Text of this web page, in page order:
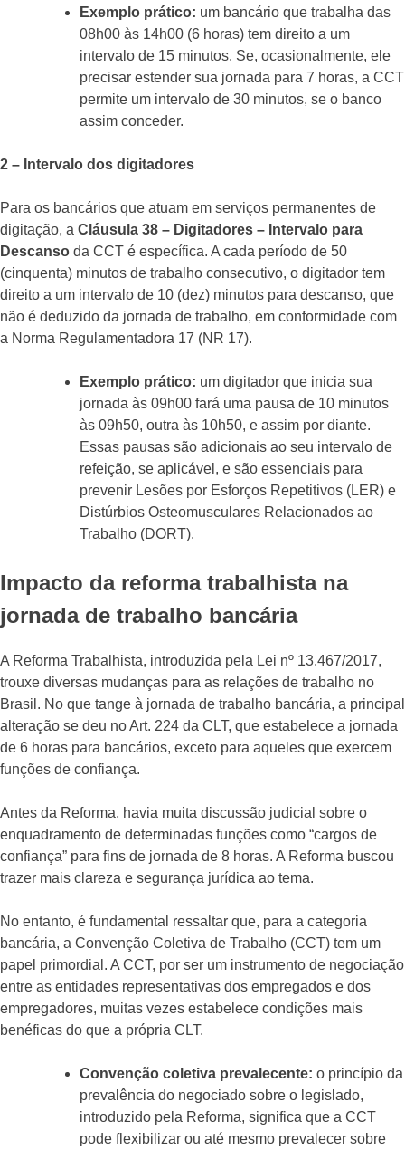
Exemplo prático: um bancário que trabalha das
08h00 às 14h00 (6 horas) tem direito a um
intervalo de 15 minutos. Se, ocasionalmente, ele
precisar estender sua jornada para 7 horas, a CCT
permite um intervalo de 30 minutos, se o banco
assim conceder.
2 – Intervalo dos digitadores
Para os bancários que atuam em serviços permanentes de
digitação, a Cláusula 38 – Digitadores – Intervalo para
Descanso da CCT é específica. A cada período de 50
(cinquenta) minutos de trabalho consecutivo, o digitador tem
direito a um intervalo de 10 (dez) minutos para descanso, que
não é deduzido da jornada de trabalho, em conformidade com
a Norma Regulamentadora 17 (NR 17).
Exemplo prático: um digitador que inicia sua
jornada às 09h00 fará uma pausa de 10 minutos
às 09h50, outra às 10h50, e assim por diante.
Essas pausas são adicionais ao seu intervalo de
refeição, se aplicável, e são essenciais para
prevenir Lesões por Esforços Repetitivos (LER) e
Distúrbios Osteomusculares Relacionados ao
Trabalho (DORT).
Impacto da reforma trabalhista na
jornada de trabalho bancária
A Reforma Trabalhista, introduzida pela Lei nº 13.467/2017,
trouxe diversas mudanças para as relações de trabalho no
Brasil. No que tange à jornada de trabalho bancária, a principal
alteração se deu no Art. 224 da CLT, que estabelece a jornada
de 6 horas para bancários, exceto para aqueles que exercem
funções de confiança.
Antes da Reforma, havia muita discussão judicial sobre o
enquadramento de determinadas funções como “cargos de
confiança” para fins de jornada de 8 horas. A Reforma buscou
trazer mais clareza e segurança jurídica ao tema.
No entanto, é fundamental ressaltar que, para a categoria
bancária, a Convenção Coletiva de Trabalho (CCT) tem um
papel primordial. A CCT, por ser um instrumento de negociação
entre as entidades representativas dos empregados e dos
empregadores, muitas vezes estabelece condições mais
benéficas do que a própria CLT.
Convenção coletiva prevalecente: o princípio da
prevalência do negociado sobre o legislado,
introduzido pela Reforma, significa que a CCT
pode flexibilizar ou até mesmo prevalecer sobre